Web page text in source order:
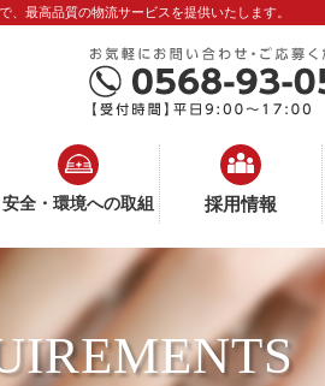
最高品質の物流サービスを提供いたします。
安全・環境への取組 採用情報